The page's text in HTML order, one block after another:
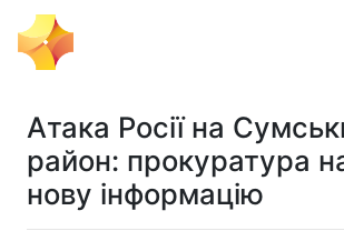
Атака Росії на
район: прокуратура
нову інформацію